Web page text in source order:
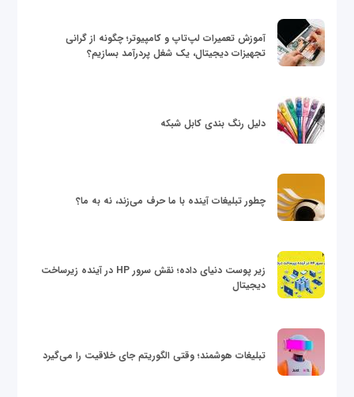
آموزش تعمیرات لپ‌تاپ و کامپیوتر؛ چگونه از گرانی
تجهیزات دیجیتال، یک شغل پردرآمد بسازیم؟
دلیل رنگ بندی کابل شبکه
چطور تبلیغات آینده با ما حرف می‌زند، نه به ما؟
زیر پوست دنیای داده؛ نقش سرور HP در آینده زیرساخت
دیجیتال
تبلیغات هوشمند؛ وقتی الگوریتم جای خلاقیت را می‌گیرد